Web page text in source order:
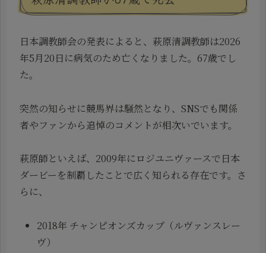
日本調教師会の発表によると、萩原清調教師は2026
年5月20日に病気のため亡くなりました。67歳でし
た。
突然の知らせに競馬界は騒然となり、SNSでも関係
者やファンから追悼のコメントが相次いでいます。
萩原師といえば、2009年にロジユニヴァースで日本
ダービーを制覇したことで広く知られる存在です。さ
らに、
2018年 チャンピオンズカップ（ルヴァンスレー
ヴ）